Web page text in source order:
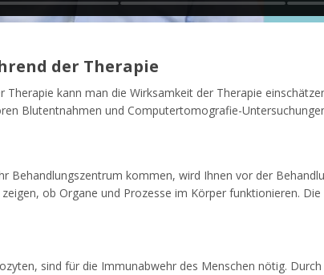
der Therapie
kann man die Wirksamkeit der Therapie
Blutentnahmen und Computertomografie-
Behandlungszentrum kommen, wird Ihnen vor der
ob Organe und Prozesse im Körper funktionieren.
sind für die Immunabwehr des Menschen nötig.